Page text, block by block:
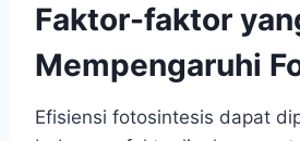
Faktor-faktor
Mempengaruhi
Efisiensi fotosintesis dapat